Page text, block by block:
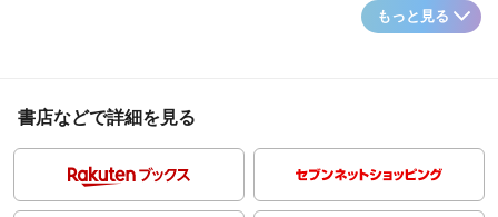
もっと見る
書店などで詳細を見る